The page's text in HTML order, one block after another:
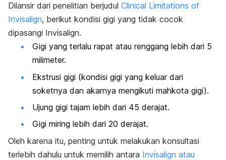
Dilansir dari penelitian berjudul Clinical Limitations of
Invisalign, berikut kondisi gigi yang tidak cocok
dipasangi Invisalign.
Gigi yang terlalu rapat atau renggang lebih dari 5
milimeter.
Ekstrusi gigi (kondisi gigi yang keluar dari
soketnya dan akarnya mengikuti mahkota gigi).
Ujung gigi tajam lebih dari 45 derajat.
Gigi miring lebih dari 20 derajat.
Oleh karena itu, penting untuk melakukan konsultasi
terlebih dahulu untuk memilih antara Invisalign atau